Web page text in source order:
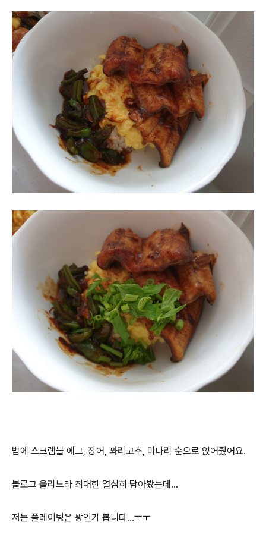
밥에 스크램블 에그, 장어, 꽈리고추, 미나리 순으로 얹어줬어요.
블로그 올리느라 최대한 열심히 담아봤는데...
저는 플레이팅은 꽝인가 봅니다...ㅜㅜ